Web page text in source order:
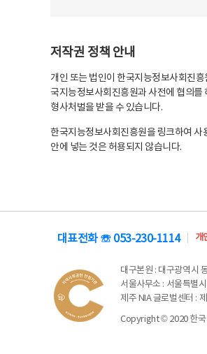
저작권 정책 안내
개인 또는 법인이 한국지능정보사회진
국지능정보사회진흥원과 사전에 협의를
형사처벌을 받을 수 있습니다.
한국지능정보사회진흥원을 링크하여
안에 넣는 것은 허용되지 않습니다.
대표전화 ☏ 053-230-1114 개
대구본원 : 대구광역시
서울사무소 : 서울특별
제주 NIA 글로벌센터 :
Copyright © 2020 한